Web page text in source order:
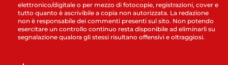
elettronico/digitale o per mezzo di fotocopie, registrazioni, cover e
tutto quanto è ascrivibile a copia non autorizzata. La redazione
non è responsabile dei commenti presenti sul sito. Non potendo
esercitare un controllo continuo resta disponibile ad eliminarli su
segnalazione qualora gli stessi risultano offensivi e oltraggiosi.